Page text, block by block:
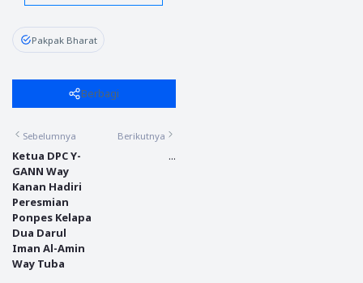
Pakpak Bharat
Berbagi
Sebelumnya
Ketua DPC Y-
GANN Way
Kanan Hadiri
Peresmian
Ponpes Kelapa
Dua Darul
Iman Al-Amin
Way Tuba
Berikutnya
...